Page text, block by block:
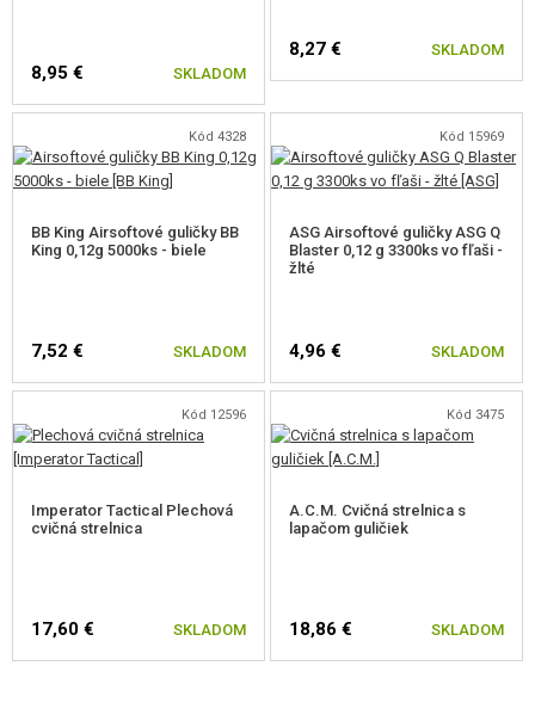
8,95 € SKLADOM
8,27 € SKLADOM
Kód 4328
BB King Airsoftové guličky BB
King 0,12g 5000ks - biele
7,52 € SKLADOM
Kód 15969
ASG Airsoftové guličky ASG Q
Blaster 0,12 g 3300ks vo fľaši -
žlté
4,96 € SKLADOM
Kód 12596
Imperator Tactical Plechová
cvičná strelnica
17,60 € SKLADOM
Kód 3475
A.C.M. Cvičná strelnica s
lapačom guličiek
18,86 € SKLADOM